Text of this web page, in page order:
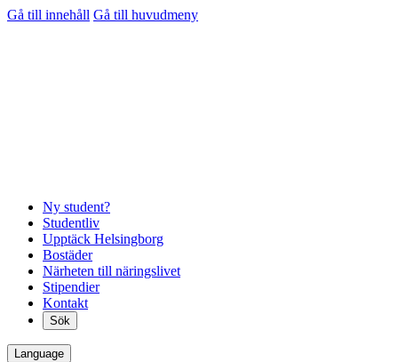
Gå till innehåll Gå till huvudmeny
Ny student?
Studentliv
Upptäck Helsingborg
Bostäder
Närheten till näringslivet
Stipendier
Kontakt
Sök
Language